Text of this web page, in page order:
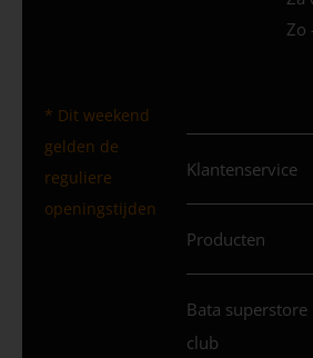
Zo
* Dit weekend
gelden de
reguliere
openingstijden
Klantenservice
Producten
Bata superstore
club